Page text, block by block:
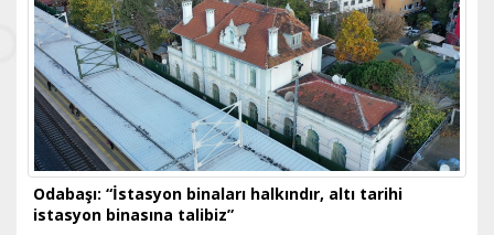
Odabaşı: “İstasyon binaları halkındır, altı tarihi
istasyon binasına talibiz”